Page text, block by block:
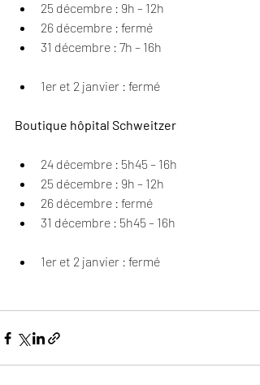
25 décembre : 9h – 12h
26 décembre : fermé
31 décembre : 7h – 16h
1er et 2 janvier : fermé
Boutique hôpital Schweitzer
24 décembre : 5h45 – 16h
25 décembre : 9h – 12h
26 décembre : fermé
31 décembre : 5h45 – 16h
1er et 2 janvier : fermé